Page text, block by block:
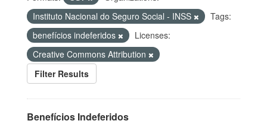
Instituto Nacional do Seguro Social - INSS
Tags:
benefícios indeferidos
Licenses:
Creative Commons Attribution
Filter Results
Benefícios Indeferidos